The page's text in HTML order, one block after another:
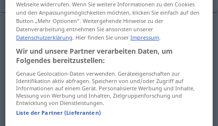
возлеgen neben wo?
gen nebenwo?
околоgen nebenwo?
Webseite widerrufen. Wenn Sie weitere Informationen zu den Cookies
und den Anpassungsmöglichkeiten möchten, klicken Sie einfach auf den
Button „Mehr Optionen“. Weitergehende Hinweise zu der
Datenverarbeitung entnehmen Sie ansonsten unserer
Datenschutzerklärung. Hier finden Sie unserImpressum.
Wir und unsere Partner verarbeiten Daten, um
Folgendes bereitzustellen:
Genaue Geolocation-Daten verwenden. Geräteeigenschaften zur
Identifikation aktiv abfragen. Speichern von und/oder Zugriff auf
Informationen auf einem Gerät. Personalisierte Werbung und Inhalte,
Messung von Werbung und Inhalten, Zielgruppenforschung und
Entwicklung von Dienstleistungen.
Liste der Partner (Lieferanten)